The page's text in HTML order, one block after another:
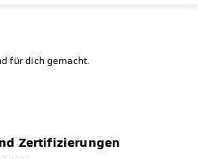
für dich gemacht.
Zertifizierungen